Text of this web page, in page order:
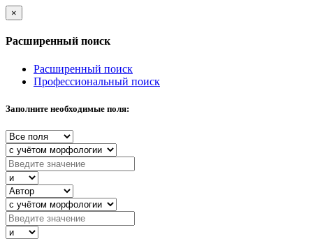
×
Расширенный поиск
Расширенный поиск
Профессиональный поиск
Заполните необходимые поля: